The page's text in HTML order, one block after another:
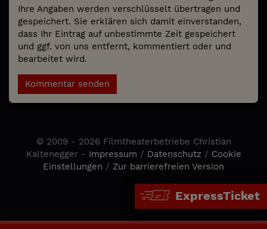
ExpressTicket
Ihre Angaben werden verschlüsselt übertragen und
gespeichert. Sie erklären sich damit einverstanden,
dass Ihr Eintrag auf unbestimmte Zeit gespeichert
und ggf. von uns entfernt, kommentiert oder und
bearbeitet wird.
Kommentar senden
© 2009 - 2026 Filmtheaterbetriebe Christian
Kaltenegger - Impressum / Datenschutz / Cookie
Einstellungen / Zur barrierefreien Version